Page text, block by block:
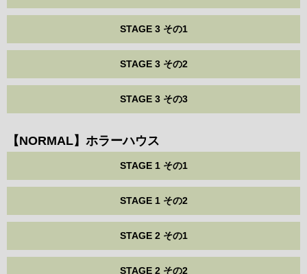
STAGE 3 その1
STAGE 3 その2
STAGE 3 その3
【NORMAL】ホラーハウス
STAGE 1 その1
STAGE 1 その2
STAGE 2 その1
STAGE 2 その2